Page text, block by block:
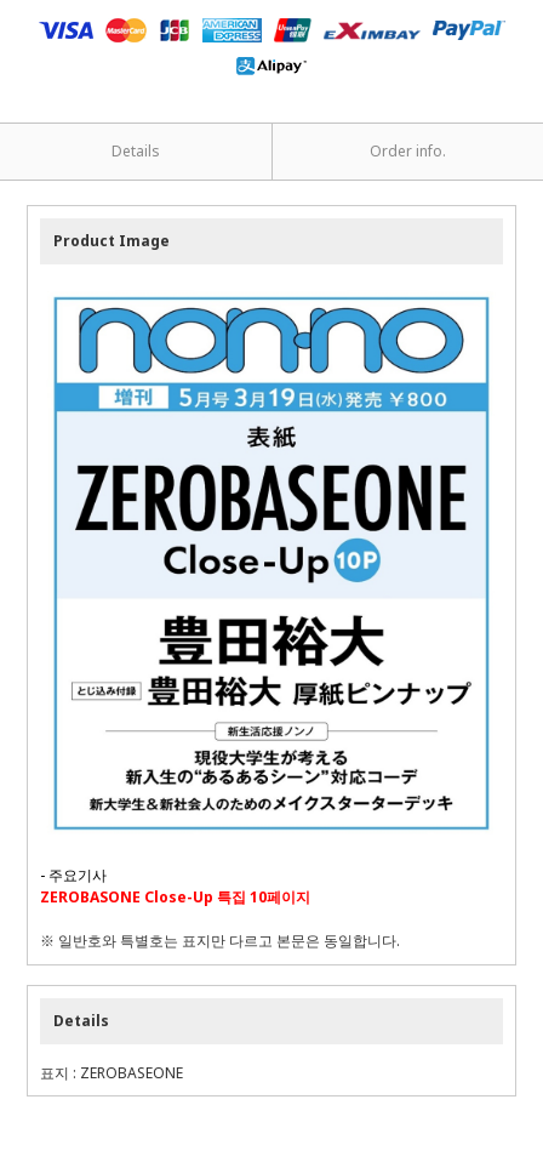
Details Order info.
Product Image
- 주요기사
ZEROBASONE Close-Up 특집 10페이지
※ 일반호와 특별호는 표지만 다르고 본문은 동일합니다.
Details
표지 : ZEROBASEONE